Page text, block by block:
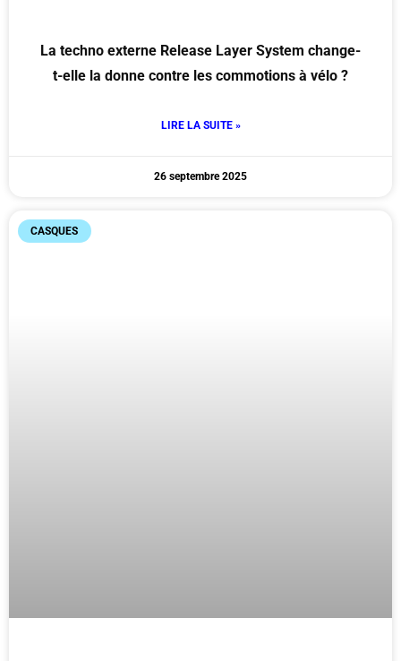
La techno externe Release Layer System change-
t-elle la donne contre les commotions à vélo ?
LIRE LA SUITE »
26 septembre 2025
CASQUES